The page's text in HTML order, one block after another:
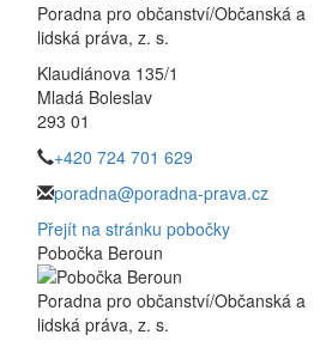
Poradna pro občanství/Občanská a
lidská práva, z. s.
Klaudiánova 135/1
Mladá Boleslav
293 01
+420 724 701 629
poradna@poradna-prava.cz
Přejít na stránku pobočky
Pobočka Beroun
Poradna pro občanství/Občanská a
lidská práva, z. s.